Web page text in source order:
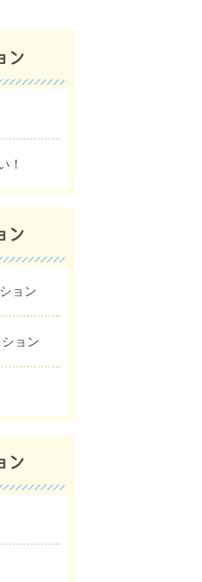
ン
！
ン
ョン
ョン
ン